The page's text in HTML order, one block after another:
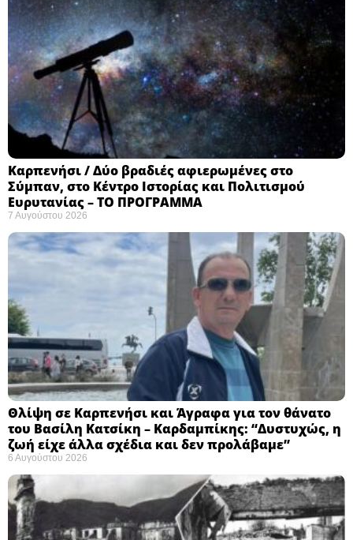
Καρπενήσι / Δύο βραδιές αφιερωμένες στο
Σύμπαν, στο Κέντρο Ιστορίας και Πολιτισμού
Ευρυτανίας – ΤΟ ΠΡΟΓΡΑΜΜΑ
7 Αυγούστου 2026
Θλίψη σε Καρπενήσι και Άγραφα για τον θάνατο
του Βασίλη Κατσίκη – Καρδαμπίκης: “Δυστυχώς, η
ζωή είχε άλλα σχέδια και δεν προλάβαμε”
6 Αυγούστου 2026